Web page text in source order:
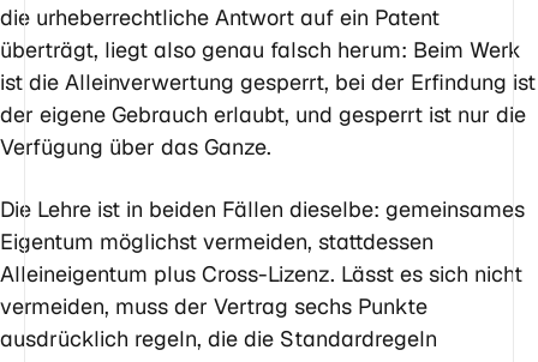
die urheberrechtliche Antwort auf ein Patent
überträgt, liegt also genau falsch herum: Beim Werk
ist die Alleinverwertung gesperrt, bei der Erfindung ist
der eigene Gebrauch erlaubt, und gesperrt ist nur die
Verfügung über das Ganze.
Die Lehre ist in beiden Fällen dieselbe: gemeinsames
Eigentum möglichst vermeiden, stattdessen
Alleineigentum plus Cross-Lizenz. Lässt es sich nicht
vermeiden, muss der Vertrag sechs Punkte
ausdrücklich regeln, die die Standardregeln